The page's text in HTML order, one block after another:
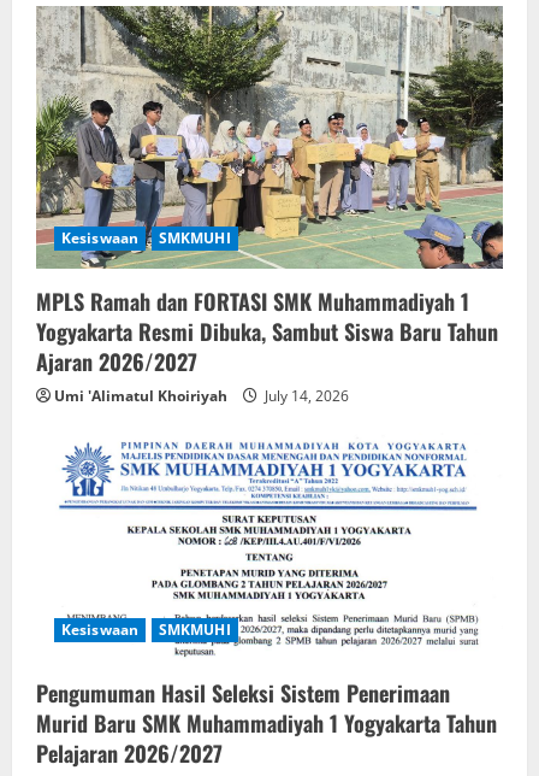
Kesiswaan SMKMUHI
MPLS Ramah dan FORTASI SMK Muhammadiyah 1
Yogyakarta Resmi Dibuka, Sambut Siswa Baru Tahun
Ajaran 2026/2027
Umi 'Alimatul Khoiriyah July 14, 2026
Kesiswaan SMKMUHI
Pengumuman Hasil Seleksi Sistem Penerimaan
Murid Baru SMK Muhammadiyah 1 Yogyakarta Tahun
Pelajaran 2026/2027